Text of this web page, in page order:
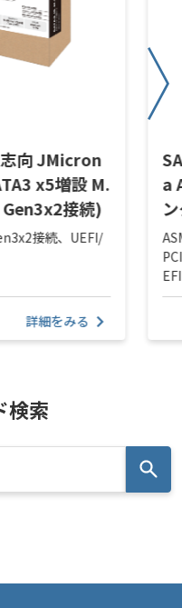
向 JMicron
x5増設 M.
接続)
接続、UEFI/
詳細をみる
a
検索